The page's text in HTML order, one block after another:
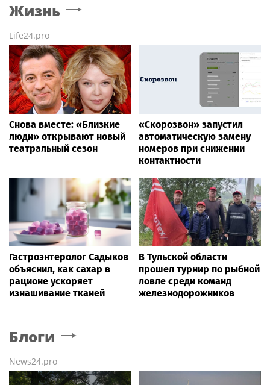
Жизнь
Life24.pro
Снова вместе: «Близкие
люди» открывают новый
театральный сезон
«Скорозвон» запустил
автоматическую замену
номеров при снижении
контактности
Гастроэнтеролог Садыков
объяснил, как сахар в
рационе ускоряет
изнашивание тканей
В Тульской области
прошел турнир по рыбной
ловле среди команд
железнодорожников
Блоги
News24.pro